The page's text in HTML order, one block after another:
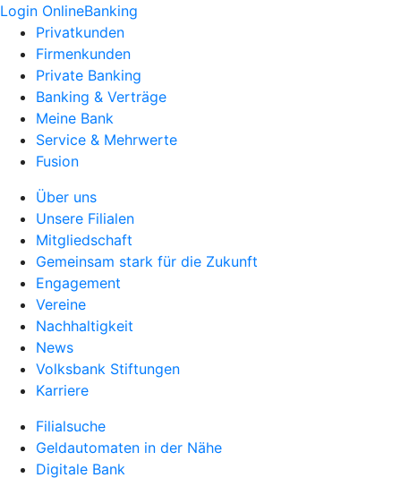
Login OnlineBanking
Privatkunden
Firmenkunden
Private Banking
Banking & Verträge
Meine Bank
Service & Mehrwerte
Fusion
Über uns
Unsere Filialen
Mitgliedschaft
Gemeinsam stark für die Zukunft
Engagement
Vereine
Nachhaltigkeit
News
Volksbank Stiftungen
Karriere
Filialsuche
Geldautomaten in der Nähe
Digitale Bank